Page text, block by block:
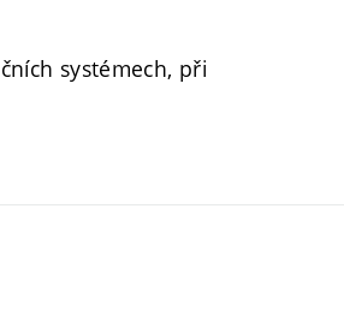
systémech, při